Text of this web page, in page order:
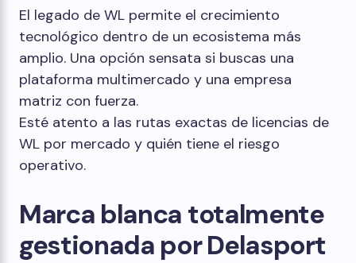
El legado de WL permite el crecimiento
tecnológico dentro de un ecosistema más
amplio. Una opción sensata si buscas una
plataforma multimercado y una empresa
matriz con fuerza.
Esté atento a las rutas exactas de licencias de
WL por mercado y quién tiene el riesgo
operativo.
Marca blanca totalmente
gestionada por Delasport